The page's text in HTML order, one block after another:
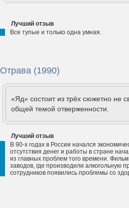
Лучший отзыв
Все тупые и только одна умная.
Отрава (1990)
«Яд» состоит из трёх сюжетно не
общей темой отверженности.
Лучший отзыв
В 90-х годах в России начался
отсутствия денег и работы в стране
из главных проблем того времени.
заводов, где производили алкогольную
сотрудников появились проблемы со